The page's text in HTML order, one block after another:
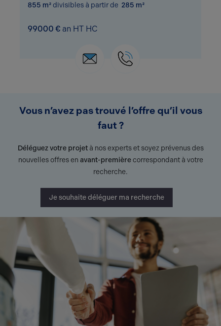
855 m²divisibles à partir de 285 m²
99000 € an HT HC
Vous n’avez pas trouvé l’offre qu’il vous
faut ?
Déléguez votre projetà nos experts et soyez prévenus des
nouvelles offres en avant-premièrecorrespondant à votre
recherche.
Je souhaite déléguer ma recherche